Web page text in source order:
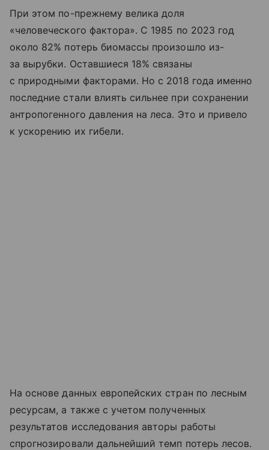
При этом по-прежнему велика доля
«человеческого фактора». С 1985 по 2023 год
около 82% потерь биомассы произошло из-
за вырубки. Оставшиеся 18% связаны
с природными факторами. Но с 2018 года именно
последние стали влиять сильнее при сохранении
антропогенного давления на леса. Это и привело
к ускорению их гибели.
На основе данных европейских стран по лесным
ресурсам, а также с учетом полученных
результатов исследования авторы работы
спрогнозировали дальнейший темп потерь лесов.